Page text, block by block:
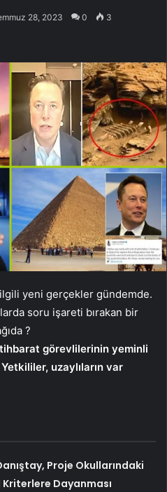
28, 2023 0 3
yeni gerçekler gündemde.
soru işareti bırakan bir
?
görevlilerinin yeminli
uzaylıların var
Proje Okullarındaki
Dayanması